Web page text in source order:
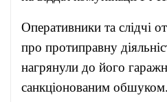
Оперативники та слідчі
про протиправну
нагрянули до його
санкціонованим обшуком.